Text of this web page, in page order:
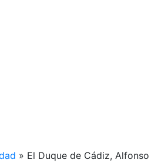
» El Duque de Cádiz, Alfonso